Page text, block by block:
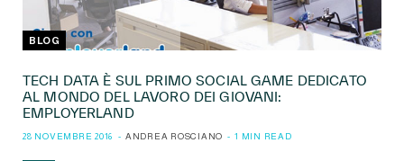
BLOG
TECH DATA È SUL PRIMO SOCIAL GAME DEDICATO
AL MONDO DEL LAVORO DEI GIOVANI:
EMPLOYERLAND
28 NOVEMBRE 2016 ANDREA ROSCIANO 1 MIN READ